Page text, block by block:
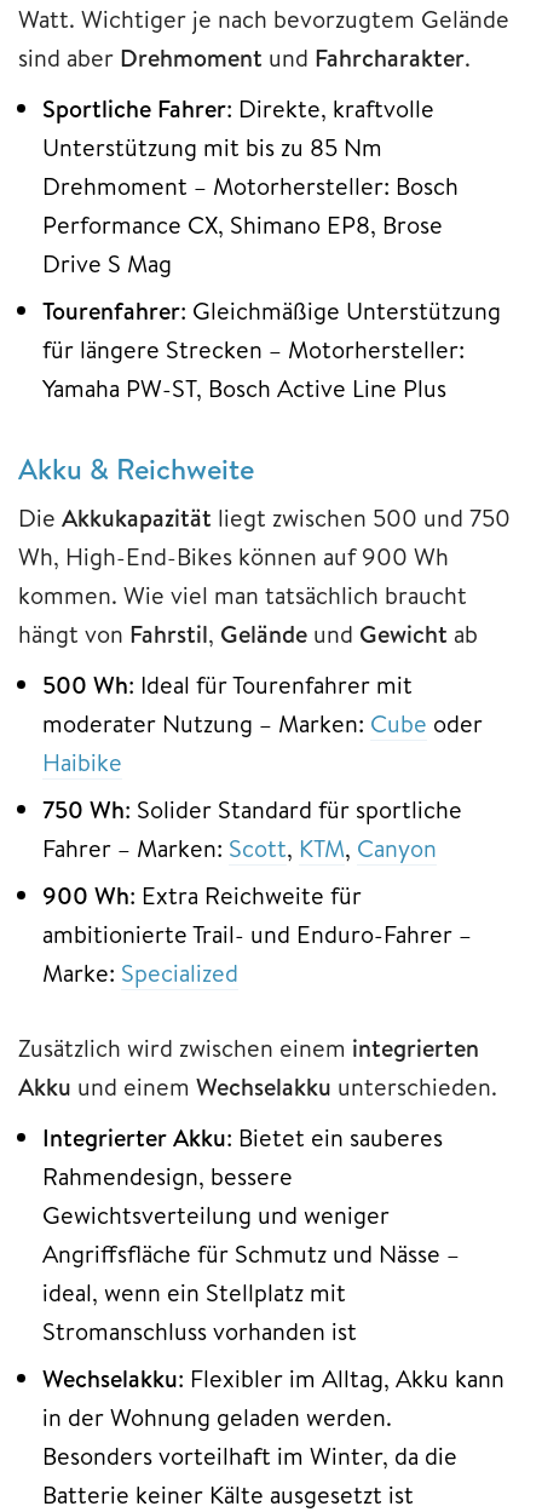
Watt. Wichtiger je nach bevorzugtem Gelände
sind aber Drehmoment und Fahrcharakter.
Sportliche Fahrer: Direkte, kraftvolle
Unterstützung mit bis zu 85 Nm
Drehmoment – Motorhersteller: Bosch
Performance CX, Shimano EP8, Brose
Drive S Mag
Tourenfahrer: Gleichmäßige Unterstützung
für längere Strecken – Motorhersteller:
Yamaha PW-ST, Bosch Active Line Plus
Akku & Reichweite
Die Akkukapazität liegt zwischen 500 und 750
Wh, High-End-Bikes können auf 900 Wh
kommen. Wie viel man tatsächlich braucht
hängt von Fahrstil, Gelände und Gewicht ab
500 Wh: Ideal für Tourenfahrer mit
moderater Nutzung – Marken: Cube oder
Haibike
750 Wh: Solider Standard für sportliche
Fahrer – Marken: Scott, KTM, Canyon
900 Wh: Extra Reichweite für
ambitionierte Trail- und Enduro-Fahrer –
Marke: Specialized
Zusätzlich wird zwischen einem integrierten
Akku und einem Wechselakku unterschieden.
IntegrierterAkku: Bietet ein sauberes
Rahmendesign, bessere
Gewichtsverteilung und weniger
Angriffsfläche für Schmutz und Nässe –
ideal, wenn ein Stellplatz mit
Stromanschluss vorhanden ist
Wechselakku: Flexibler im Alltag, Akku kann
in der Wohnung geladen werden.
Besonders vorteilhaft im Winter, da die
Batterie keiner Kälte ausgesetzt ist